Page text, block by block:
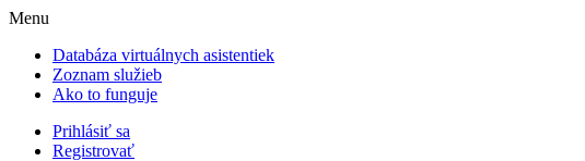
Menu
Databáza virtuálnych asistentiek
Zoznam služieb
Ako to funguje
Prihlásiť sa
Registrovať